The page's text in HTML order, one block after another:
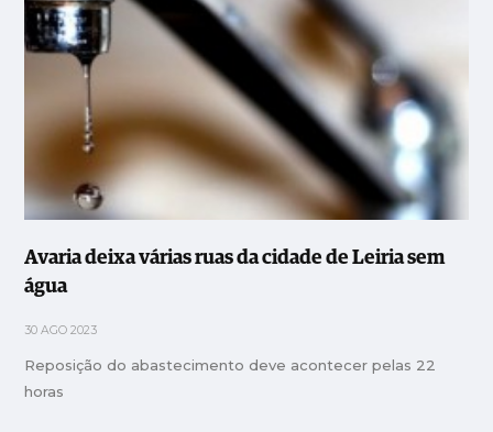
Avaria deixa várias ruas da cidade de Leiria sem
água
30 AGO 2023
Reposição do abastecimento deve acontecer pelas 22
horas